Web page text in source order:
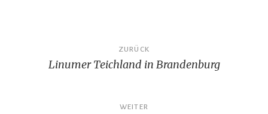
Beitragsnavigation
ZURÜCK
Linumer Teichland in Brandenburg
WEITER